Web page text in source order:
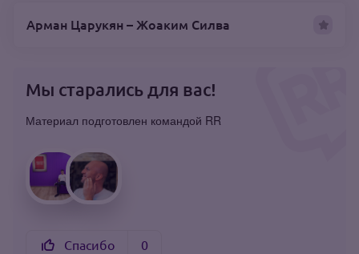
Арман Царукян – Жоаким Силва
Мы старались для вас!
Материал подготовлен командой RR
Спасибо 0